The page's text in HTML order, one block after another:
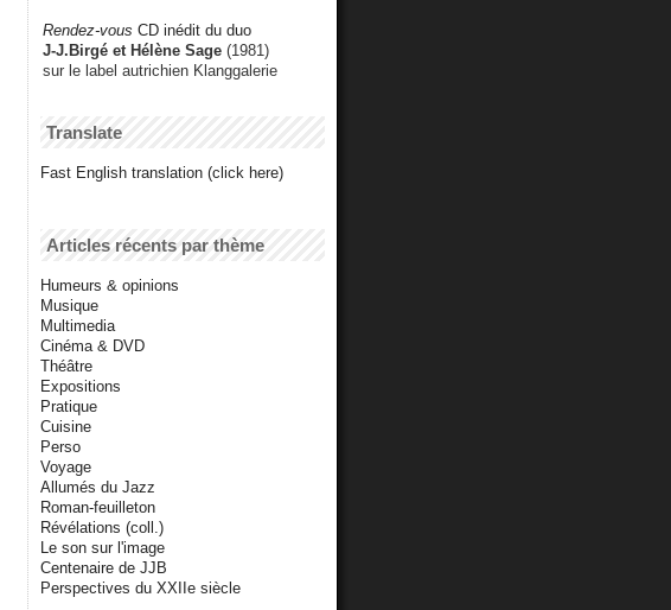
Rendez-vous CD inédit du duo
J-J.Birgé et Hélène Sage (1981)
sur le label autrichien Klanggalerie
Translate
Fast English translation (click here)
Articles récents par thème
Humeurs & opinions
Musique
Multimedia
Cinéma & DVD
Théâtre
Expositions
Pratique
Cuisine
Perso
Voyage
Allumés du Jazz
Roman-feuilleton
Révélations (coll.)
Le son sur l'image
Centenaire de JJB
Perspectives du XXIIe siècle